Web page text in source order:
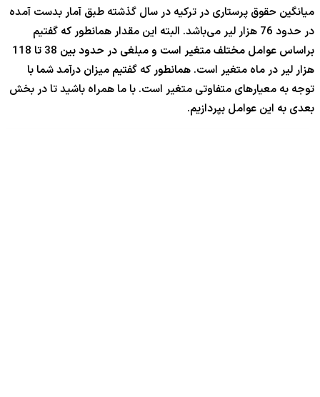
میانگین حقوق پرستاری در ترکیه در سال گذشته طبق آمار بدست آمده
در حدود 76 هزار لیر می‌باشد. البته این مقدار همانطور که گفتیم
براساس عوامل مختلف متغیر است و مبلغی در حدود بین 38 تا 118
هزار لیر در ماه متغیر است. همانطور که گفتیم میزان درآمد شما با
توجه به معیارهای متفاوتی متغیر است. با ما همراه باشید تا در بخش
بعدی به این عوامل بپردازیم.